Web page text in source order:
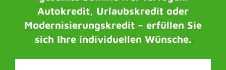
Autokredit, Urlaubskredit oder
Modernisierungskredit – erfüllen Sie
sich Ihre individuellen Wünsche.